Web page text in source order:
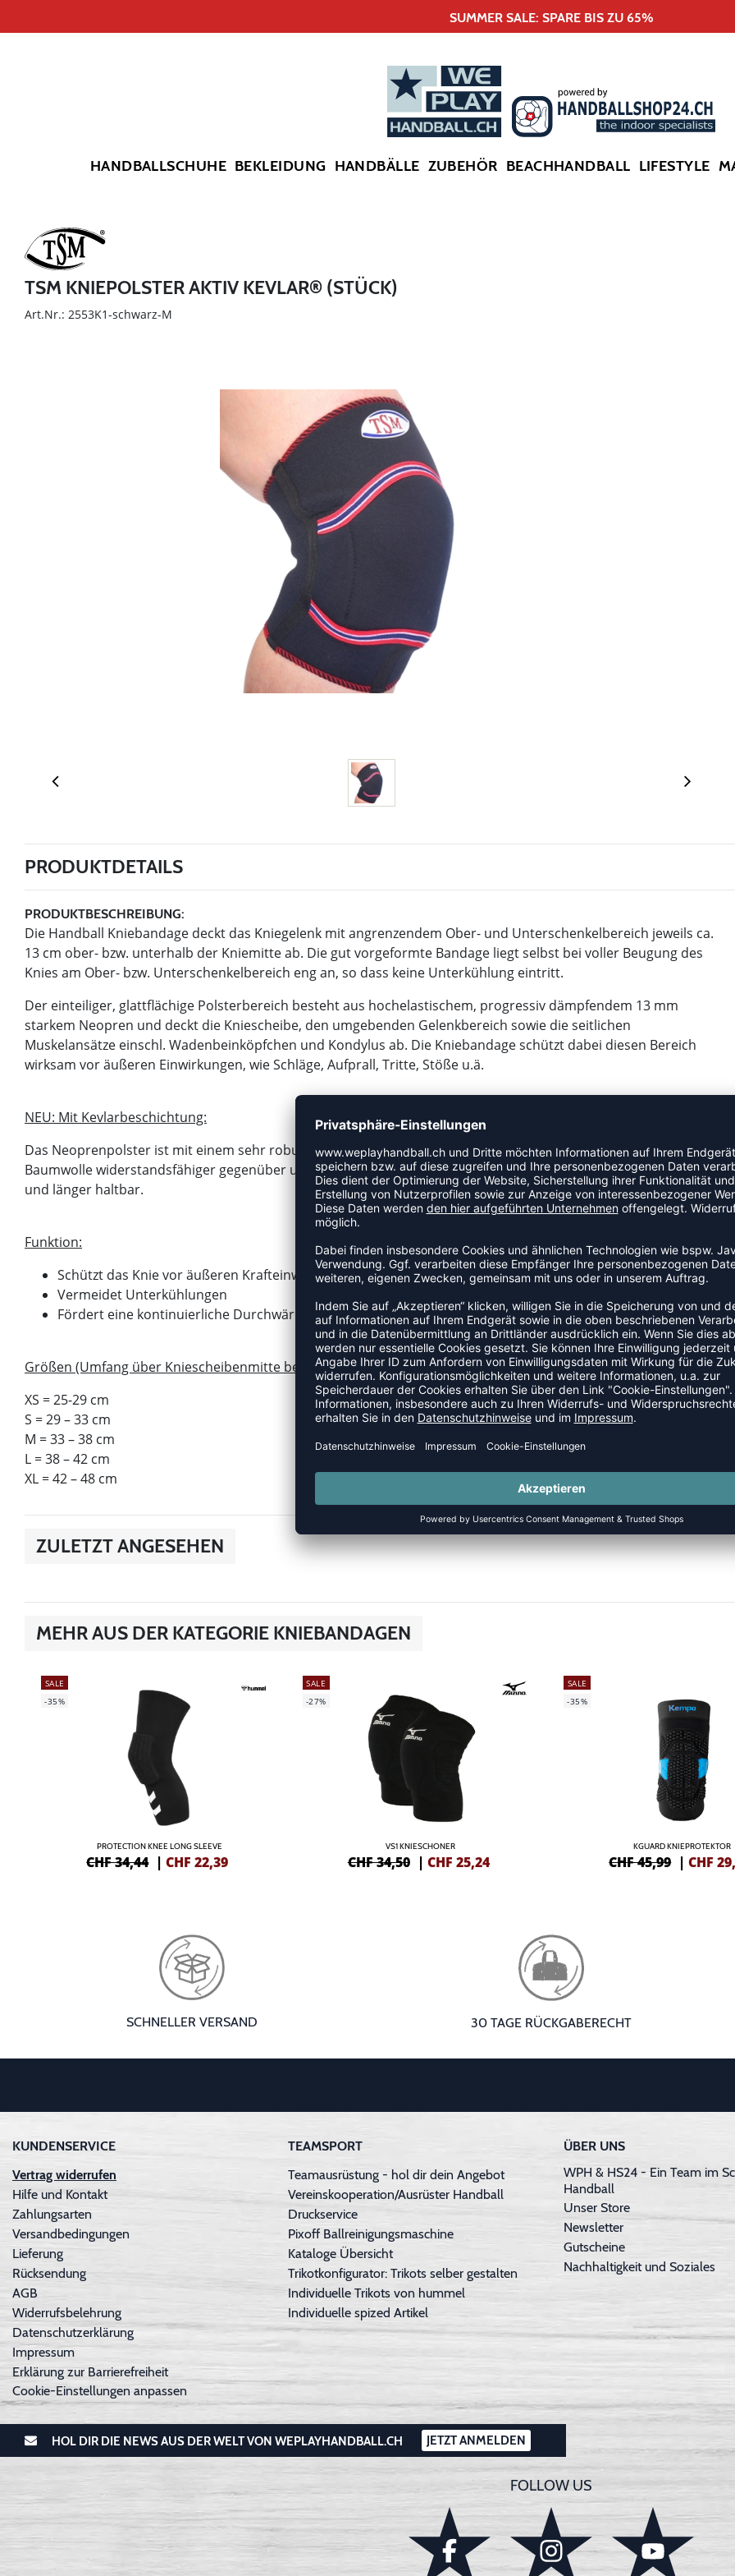
SUMMER SALE: SPARE BIS ZU 65%
HANDBALLSCHUHE BEKLEIDUNG HANDBÄLLE ZUBEHÖR BEACHHANDBALL LIFESTYLE
TSM KNIEPOLSTER AKTIV KEVLAR® (STÜCK)
Art.Nr.: 2553K1-schwarz-M
PRODUKTDETAILS
PRODUKTBESCHREIBUNG:
Die Handball Kniebandage deckt das Kniegelenk mit angrenzendem Ober- und Unterschenkelbereich jeweils ca.
13 cm ober- bzw. unterhalb der Kniemitte ab. Die gut vorgeformte Bandage liegt selbst bei voller Beugung des
Knies am Ober- bzw. Unterschenkelbereich eng an, so dass keine Unterkühlung eintritt.
Der einteiliger, glattflächige Polsterbereich besteht aus hochelastischem, progressiv dämpfendem 13 mm
starkem Neopren und deckt die Kniescheibe, den umgebenden Gelenkbereich sowie die seitlichen
Muskelansätze einschl. Wadenbeinköpfchen und Kondylus ab. Die Kniebandage schützt dabei diesen Bereich
wirksam vor äußeren Einwirkungen, wie Schläge, Aufprall, Tritte, Stöße u.ä.
NEU: Mit Kevlarbeschichtung:
Das Neoprenpolster ist mit einem sehr robusten Kevlar überzogen, welches im Vergleich zur herkömmlichen
Baumwolle widerstandsfähiger gegenüber unregelmäßigen Böden ist. Der Knieschoner ist dadurch robuster
und länger haltbar.
Funktion:
Schützt das Knie vor äußeren Krafteinwirkungen
Vermeidet Unterkühlungen
Fördert eine kontinuierliche Durchwärmung
Größen (Umfang über Kniescheibenmitte bei gestrecktem Bein):
XS = 25-29 cm
S = 29 – 33 cm
M = 33 – 38 cm
L = 38 – 42 cm
XL = 42 – 48 cm
ZULETZT ANGESEHEN
MEHR AUS DER KATEGORIE KNIEBANDAGEN
SALE
-35%
PROTECTION KNEE LONG SLEEVE
CHF 34,44 |CHF 22,39
SALE
-27%
VS1 KNIESCHONER
CHF 34,50 | CHF 25,24
SALE
-35%
KGUARD KNIEPROTEKTOR
CHF 45,99 |CHF
SCHNELLER VERSAND 30 TAGE RÜCKGABERECHT
KUNDENSERVICE
Vertrag widerrufen
Hilfe und Kontakt
Zahlungsarten
Versandbedingungen
Lieferung
Rücksendung
AGB
Widerrufsbelehrung
Datenschutzerklärung
Impressum
Erklärung zur Barrierefreiheit
Cookie-Einstellungen anpassen
TEAMSPORT
Teamausrüstung - hol dir dein Angebot
Vereinskooperation/Ausrüster Handball
Druckservice
Pixoff Ballreinigungsmaschine
Kataloge Übersicht
Trikotkonfigurator: Trikots selber gestalten
Individuelle Trikots von hummel
Individuelle spized Artikel
ÜBER UNS
WPH & HS24 - Ein Team im
Handball
Unser Store
Newsletter
Gutscheine
Nachhaltigkeit und Soziales
HOL DIR DIE NEWS AUS DER WELT VON WEPLAYHANDBALL.CH JETZT ANMELDEN
FOLLOW US